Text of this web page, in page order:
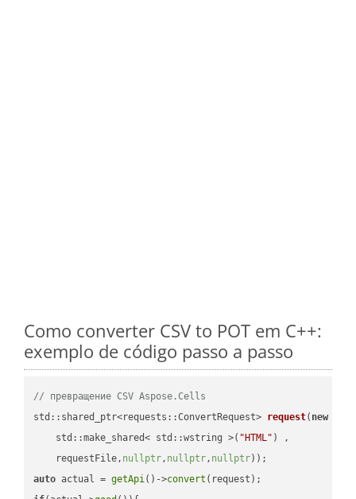
Como converter CSV to POT em C++:
exemplo de código passo a passo
// превращение CSV Aspose.Cells
std::shared_ptr<requests::ConvertRequest> request( new
    std::make_shared< std::wstring >(
"HTML" ) ,
    requestFile,
nullptr, nullptr, nullptr))
auto actual = getApi()->convert